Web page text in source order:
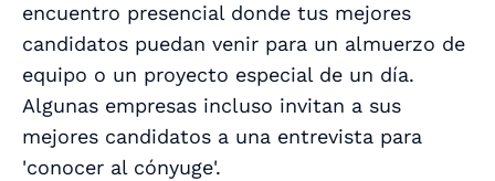
encuentro presencial donde tus mejores
candidatos puedan venir para un almuerzo de
equipo o un proyecto especial de un día.
Algunas empresas incluso invitan a sus
mejores candidatos a una entrevista para
'conocer al cónyuge'.